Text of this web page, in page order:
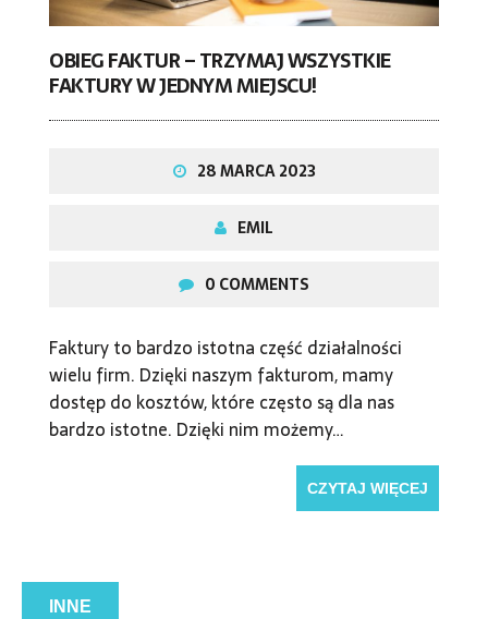
OBIEG FAKTUR – TRZYMAJ WSZYSTKIE
FAKTURY W JEDNYM MIEJSCU!
28 MARCA 2023
EMIL
0 COMMENTS
Faktury to bardzo istotna część działalności
wielu firm. Dzięki naszym fakturom, mamy
dostęp do kosztów, które często są dla nas
bardzo istotne. Dzięki nim możemy…
CZYTAJ WIĘCEJ
INNE